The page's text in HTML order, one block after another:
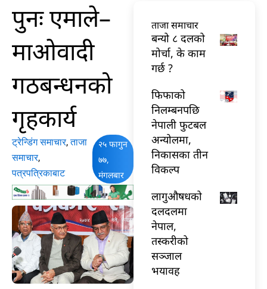
पुनः एमाले–
माओवादी
गठबन्धनको
गृहकार्य
ट्रेन्डिंग समाचार,ताजा
समाचार,
पत्रपत्रिकाबाट
२५ फागुन
७७,
मंगलबार
ताजा समाचार
बन्यो ८ दलको
मोर्चा, के काम
गर्छ ?
फिफाको
निलम्बनपछि
नेपाली फुटबल
अन्योलमा,
निकासका तीन
विकल्प
लागुऔषधको
दलदलमा
नेपाल,
तस्करीको
सञ्जाल
भयावह